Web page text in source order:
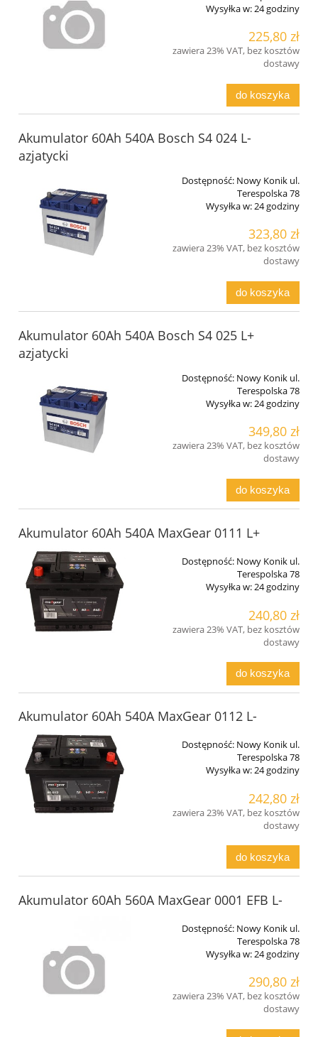
Wysyłka w: 24 godziny
225,80 zł
zawiera 23% VAT, bez kosztów
dostawy
do koszyka
Akumulator 60Ah 540A Bosch S4 024 L-
azjatycki
Dostępność: Nowy Konik ul.
Terespolska 78
Wysyłka w:24 godziny
323,80 zł
zawiera 23% VAT, bez kosztów
dostawy
do koszyka
Akumulator 60Ah 540A Bosch S4 025 L+
azjatycki
Dostępność: Nowy Konik ul.
Terespolska 78
Wysyłka w:24 godziny
349,80 zł
zawiera 23% VAT, bez kosztów
dostawy
do koszyka
Akumulator 60Ah 540A MaxGear 0111 L+
Dostępność: Nowy Konik ul.
Terespolska 78
Wysyłka w:24 godziny
240,80 zł
zawiera 23% VAT, bez kosztów
dostawy
do koszyka
Akumulator 60Ah 540A MaxGear 0112 L-
Dostępność: Nowy Konik ul.
Terespolska 78
Wysyłka w:24 godziny
242,80 zł
zawiera 23% VAT, bez kosztów
dostawy
do koszyka
Akumulator 60Ah 560A MaxGear 0001 EFB L-
Dostępność: Nowy Konik ul.
Terespolska 78
Wysyłka w:24 godziny
290,80 zł
zawiera 23% VAT, bez kosztów
dostawy